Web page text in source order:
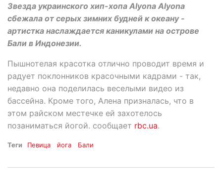
Звезда украинского хип-хопа Alyona Alyona
сбежала от серых зимних будней к океану -
артистка наслаждается каникулами на острове
Бали в Индонезии.
Пышнотелая красотка отлично проводит время и
радует поклонников красочными кадрами - так,
недавно она поделилась веселыми видео из
бассейна. Кроме того, Алена призналась, что в
этом райском местечке ей захотелось
позаниматься йогой. сообщает rbc.ua.
Теги Певица йога Бали